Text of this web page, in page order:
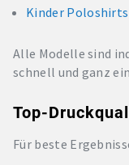
Kinder Poloshirts
Alle Modelle sind
schnell und ganz
Top-
Für beste